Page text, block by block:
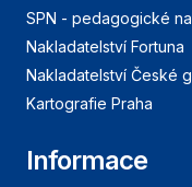
SPN - pedagogické
Nakladatelství Fortuna
Nakladatelství České
Kartografie Praha
Informace